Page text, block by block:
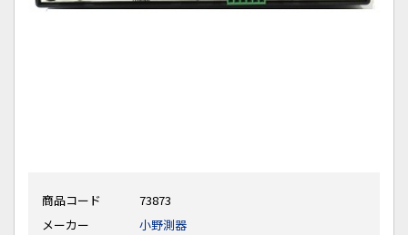
商品コード
73873
メーカー
小野測器